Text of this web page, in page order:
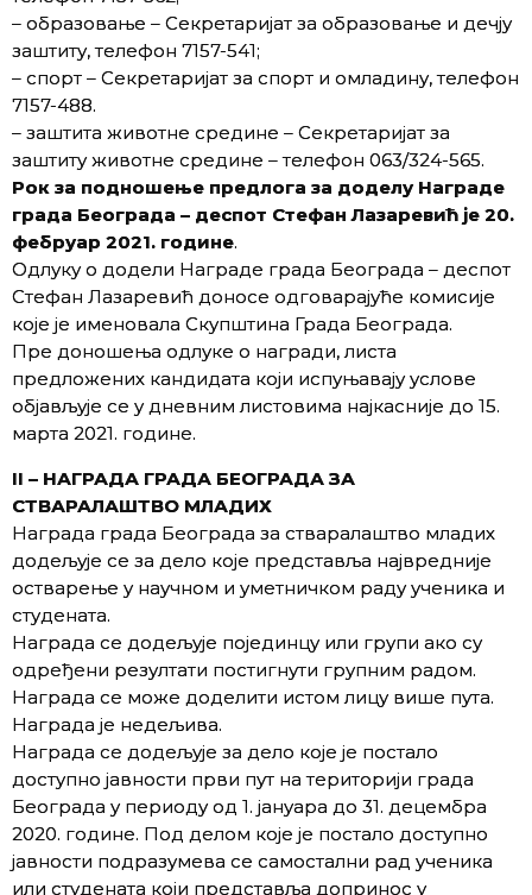
– образовање – Секретаријат за образовање и дечју
заштиту, телефон 7157-541;
– спорт – Секретаријат за спорт и омладину, телефон
7157-488.
– заштита животне средине – Секретаријат за
заштиту животне средине – телефон 063/324-565.
Рок за подношење предлога за доделу Награде
града Београда – деспот Стефан Лазаревић је 20.
фебруар 2021. године.
Одлуку о додели Награде града Београда – деспот
Стефан Лазаревић доносе одговарајуће комисије
које је именовала Скупштина Града Београда.
Пре доношења одлуке о награди, листа
предложених кандидата који испуњавају услове
објављује се у дневним листовима најкасније до 15.
марта 2021. године.
II – НАГРАДА ГРАДА БЕОГРАДА ЗА
СТВАРАЛАШТВО МЛАДИХ
Награда града Београда за стваралаштво младих
додељује се за дело које представља највредније
остварење у научном и уметничком раду ученика и
студената.
Награда се додељује појединцу или групи ако су
одређени резултати постигнути групним радом.
Награда се може доделити истом лицу више пута.
Награда је недељива.
Награда се додељује за дело које је постало
доступно јавности први пут на територији града
Београда у периоду од 1. јануара до 31. децембра
2020. године. Под делом које је постало доступно
јавности подразумева се самостални рад ученика
или студената који представља допринос у